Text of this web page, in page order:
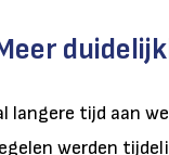
langere tijd aan
werden